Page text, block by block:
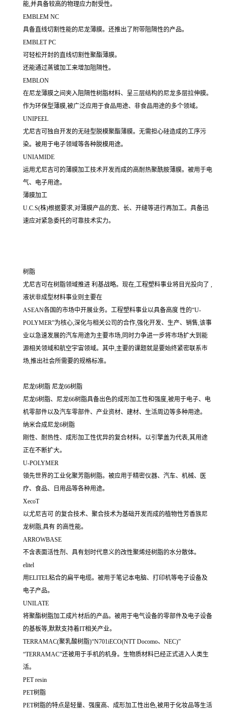
能,并具备较高的物理应力耐受性。
EMBLEM NC
具备直线切割性能的尼龙薄膜。还推出了附带阻隔性的产品。
EMBLET PC
可轻松开封的直线切割性聚酯薄膜。
还能通过蒸镀加工来增加阻隔性。
EMBLON
在尼龙薄膜之间夹入阻隔性树脂材料、呈三层结构的尼龙多层拉伸膜。
作为环保型薄膜,被广泛应用于食品用途、非食品用途的多个领域。
UNIPEEL
尤尼吉可独自开发的无硅型脱模聚酯薄膜。无需担心硅造成的工序污
染。被用于电子领域等各种脱模用途。
UNIAMIDE
运用尤尼吉可的薄膜加工技术开发而成的高耐热聚酰胺薄膜。被用于电
气、电子用途。
薄膜加工
U.C.S(株)根据要求,对薄膜产品的宽、长、开缝等进行再加工。具备迅
速应对紧急委托的可靠技术实力。
树脂
尤尼吉可在树脂领域推进 利基战略。现在,工程塑料事业将目光投向了 ,
液状非成型材料事业则主要在
ASEAN各国的市场中开展业务。工程塑料事业以具备高度 性的“U-
POLYMER”为核心,深化与相关公司的合作,强化开发、生产、销售,该事
业以急速发展的汽车用途为主要市场,同时力争进一步将市场扩大到能
源相关领域和航空宇宙领域。其中,主要的课题就是要始终紧密联系市
场,推出社会所需要的规格标准。
尼龙6树脂 尼龙66树脂
尼龙6树脂、尼龙66树脂具备出色的成形加工性和强度,被用于电子、电
机零部件以及汽车零部件、产业资材、建材、生活周边等多种用途。
纳米合成尼龙6树脂
刚性、耐热性、成形加工性优异的复合材料。以引擎盖为代表,其用途
正在不断扩大。
U-POLYMER
領先世界的工业化聚芳脂树脂。被应用于精密仪器、汽车、机械、医
疗、食品、日用品等各种用途。
XecoT
以尤尼吉可 的复合技术、聚合技术为基础开发而成的植物性芳香族尼
龙树脂,具有 的高性能。
ARROWBASE
不含表面活性剂、具有划时代意义的改性聚烯烃树脂的水分散体。
elitel
用ELITEL粘合的扁平电缆。被用于笔记本电脑、打印机等电子设备及
电子产品。
UNILATE
将聚酯树脂加工成片材后的产品。被用于电气设备的零部件及电子设备
的基板等,默默支持着IT相关产业。
TERRAMAC(聚乳酸树脂)“N701iECO(NTT Docomo、NEC)”
“TERRAMAC”还被用于手机的机身。生物质材料已经正式进入人类生
活。
PET resin
PET树脂
PET树脂的特点是轻量、强度高、成形加工性出色,被用于化妆品等生活